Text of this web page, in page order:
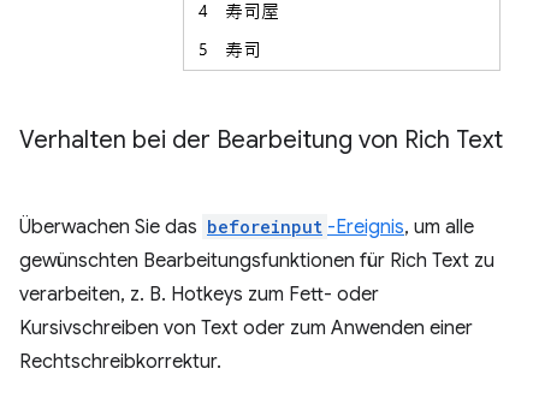
Verhalten bei der Bearbeitung von Rich Text
Überwachen Sie das beforeinput -Ereignis, um alle
gewünschten Bearbeitungsfunktionen für Rich Text zu
verarbeiten, z. B. Hotkeys zum Fett- oder
Kursivschreiben von Text oder zum Anwenden einer
Rechtschreibkorrektur.